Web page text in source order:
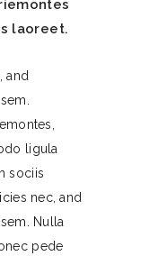
laoreet.
and
ligula
sociis
nec, and
Nulla
pede